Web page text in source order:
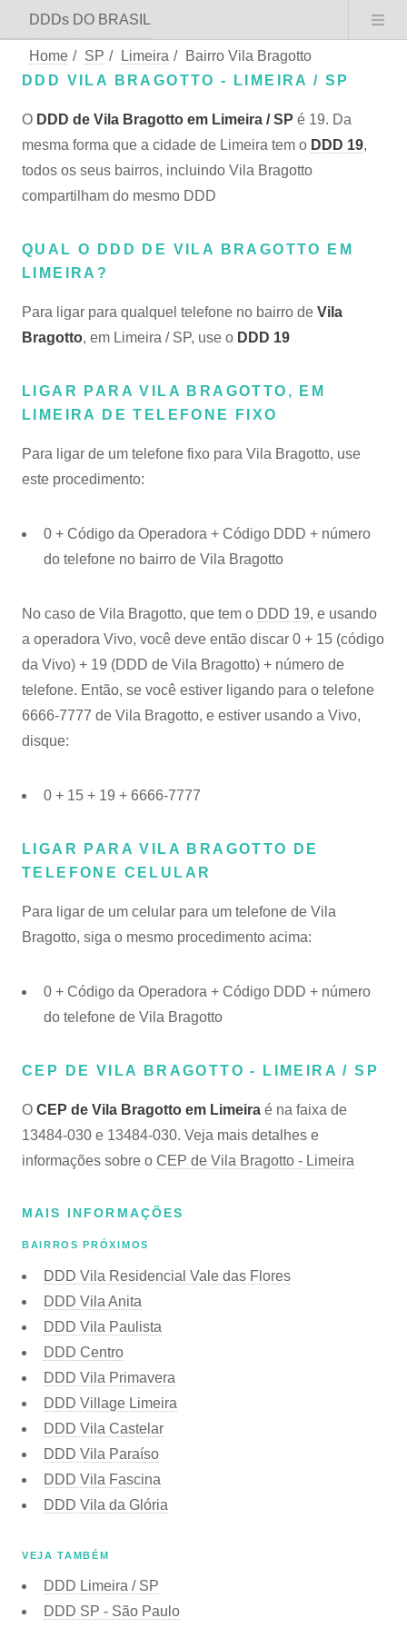
DDDs DO BRASIL
Home / SP / Limeira /
Bairro Vila Bragotto
DDD VILA BRAGOTTO - LIMEIRA / SP
O DDD de Vila Bragotto em Limeira / SP é 19. Da
mesma forma que a cidade de Limeira tem o DDD 19,
todos os seus bairros, incluindo Vila Bragotto
compartilham do mesmo DDD
QUAL O DDD DE VILA BRAGOTTO EM
LIMEIRA?
Para ligar para qualquel telefone no bairro de Vila
Bragotto, em Limeira / SP, use o DDD 19
LIGAR PARA VILA BRAGOTTO, EM
LIMEIRA DE TELEFONE FIXO
Para ligar de um telefone fixo para Vila Bragotto, use
este procedimento:
0 + Código da Operadora + Código DDD + número
do telefone no bairro de Vila Bragotto
No caso de Vila Bragotto, que tem o DDD 19, e usando
a operadora Vivo, você deve então discar 0 + 15 (código
da Vivo) + 19 (DDD de Vila Bragotto) + número de
telefone. Então, se você estiver ligando para o telefone
6666-7777 de Vila Bragotto, e estiver usando a Vivo,
disque:
0 + 15 + 19 + 6666-7777
LIGAR PARA VILA BRAGOTTO DE
TELEFONE CELULAR
Para ligar de um celular para um telefone de Vila
Bragotto, siga o mesmo procedimento acima:
0 + Código da Operadora + Código DDD + número
do telefone de Vila Bragotto
CEP DE VILA BRAGOTTO - LIMEIRA / SP
O CEP de Vila Bragotto em Limeira é na faixa de
13484-030 e 13484-030. Veja mais detalhes e
informações sobre o CEP de Vila Bragotto - Limeira
MAIS INFORMAÇÕES
BAIRROS PRÓXIMOS
DDD Vila Residencial Vale das Flores
DDD Vila Anita
DDD Vila Paulista
DDD Centro
DDD Vila Primavera
DDD Village Limeira
DDD Vila Castelar
DDD Vila Paraíso
DDD Vila Fascina
DDD Vila da Glória
VEJA TAMBÉM
DDD Limeira / SP
DDD SP - São Paulo